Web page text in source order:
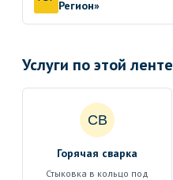
Регион»
Услуги по этой ленте
СВ
Горячая сварка
Стыковка в кольцо под